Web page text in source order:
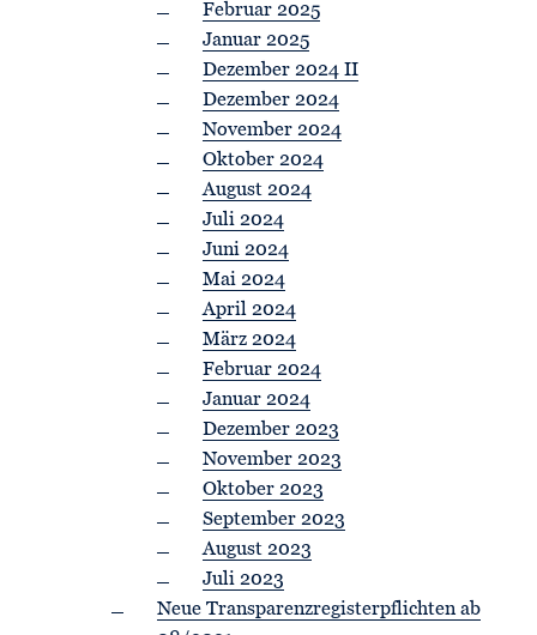
Februar 2025
Januar 2025
Dezember 2024 II
Dezember 2024
November 2024
Oktober 2024
August 2024
Juli 2024
Juni 2024
Mai 2024
April 2024
März 2024
Februar 2024
Januar 2024
Dezember 2023
November 2023
Oktober 2023
September 2023
August 2023
Juli 2023
Neue Transparenzregisterpflichten ab